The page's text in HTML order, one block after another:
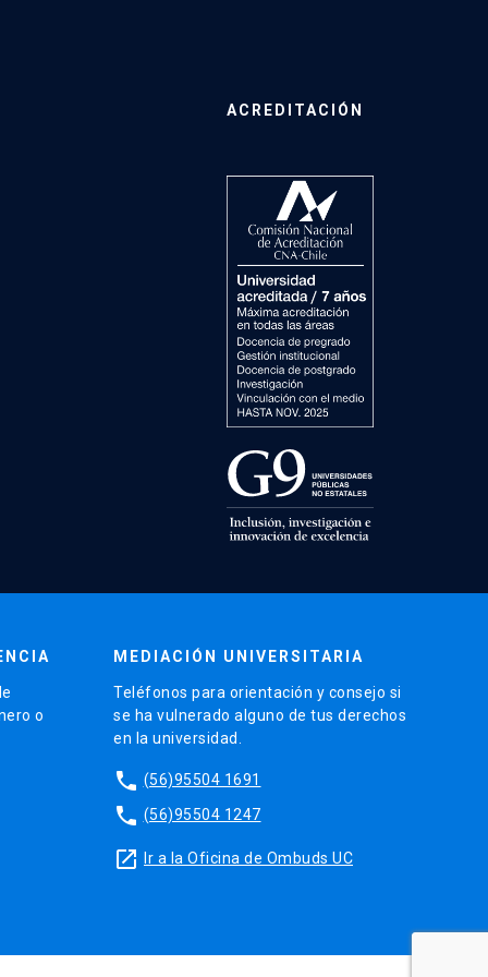
ACREDITACIÓN
o
MEDIACIÓN UNIVERSITARIA
Teléfonos para orientación y consejo si
se ha vulnerado alguno de tus derechos
en la universidad.
phone (56)95504 1691
phone (56)95504 1247
launch Ir a la Oficina de Ombuds UC